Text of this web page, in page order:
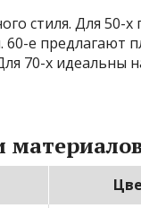
стиля. Для 50-х
е предлагают
70-х идеальны